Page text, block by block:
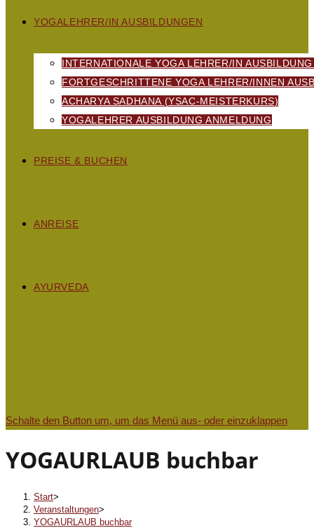
YOGALEHRER/IN AUSBILDUNGEN
INTERNATIONALE YOGA LEHRER/IN
FORTGESCHRITTENE YOGA LEHRER/INNEN
ACHARYA SADHANA (YSAC-MEISTERKURS)
YOGALEHRER AUSBILDUNG ANMELDUNG
PREISE & BUCHEN
ANREISE
AYURVEDA
Schalte den Button um, um das Menü aus- oder einzuklappen
YOGAURLAUB buchbar
Start>
Veranstaltungen>
YOGAURLAUB buchbar